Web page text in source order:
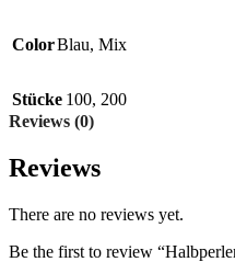
ColorBlau, Mix
Stücke 100, 200
Reviews (0)
Reviews
There are no reviews yet.
Be the first to review